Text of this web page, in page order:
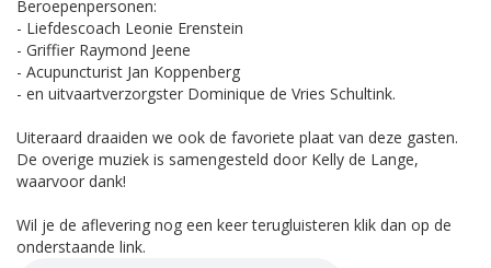
Beroepenpersonen:
- Liefdescoach Leonie Erenstein
- Griffier Raymond Jeene
- Acupuncturist Jan Koppenberg
- en uitvaartverzorgster Dominique de Vries Schultink.
Uiteraard draaiden we ook de favoriete plaat van deze gasten.
De overige muziek is samengesteld door Kelly de Lange,
waarvoor dank!
Wil je de aflevering nog een keer terugluisteren klik dan op de
onderstaande link.